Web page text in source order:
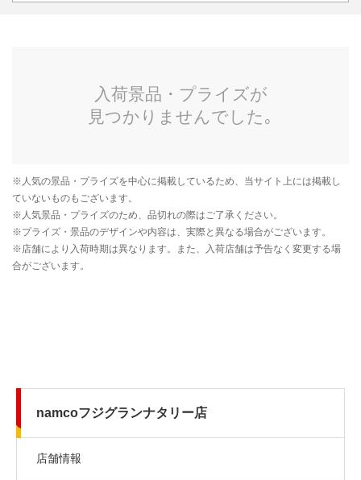
namcoフジグランナタリー店
店舗情報